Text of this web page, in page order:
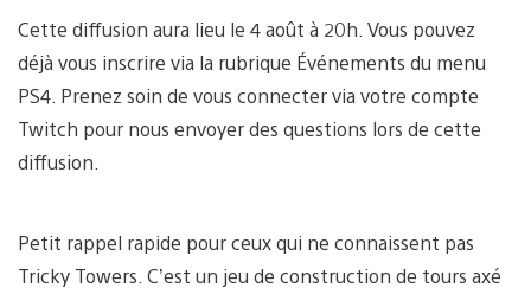
Cette diffusion aura lieu le 4 août à 20h. Vous pouvez
déjà vous inscrire via la rubrique Événements du menu
PS4. Prenez soin de vous connecter via votre compte
Twitch pour nous envoyer des questions lors de cette
diffusion.
Petit rappel rapide pour ceux qui ne connaissent pas
Tricky Towers. C’est un jeu de construction de tours axé